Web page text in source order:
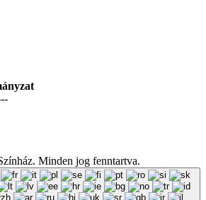
Minden jog fenntartva.